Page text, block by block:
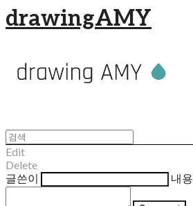
drawingAMY
Edit
Delete
글쓴이
내용